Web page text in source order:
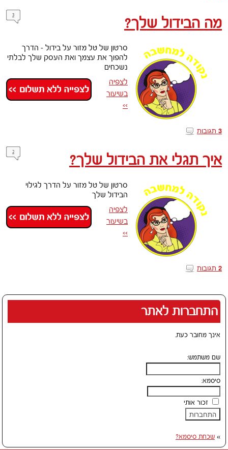
מה הבידול שלך?
3
סרטון של טל מזור על בידול – הדרך
להפוך את עצמך ואת העסק שלך לבלתי
נשכחים
לצפיה
בשיעור
>>
3 תגובות
איך תגלי את הבידול שלך?
2
סרטון של טל מזור על הדרך לגילוי
הבידול שלך
לצפיה
בשיעור
>>
2 תגובות
התחברות לאתר
אינך מחובר כעת.
שם משתמש:
סיסמא:
זכור אותי
» שכחת סיסמא?